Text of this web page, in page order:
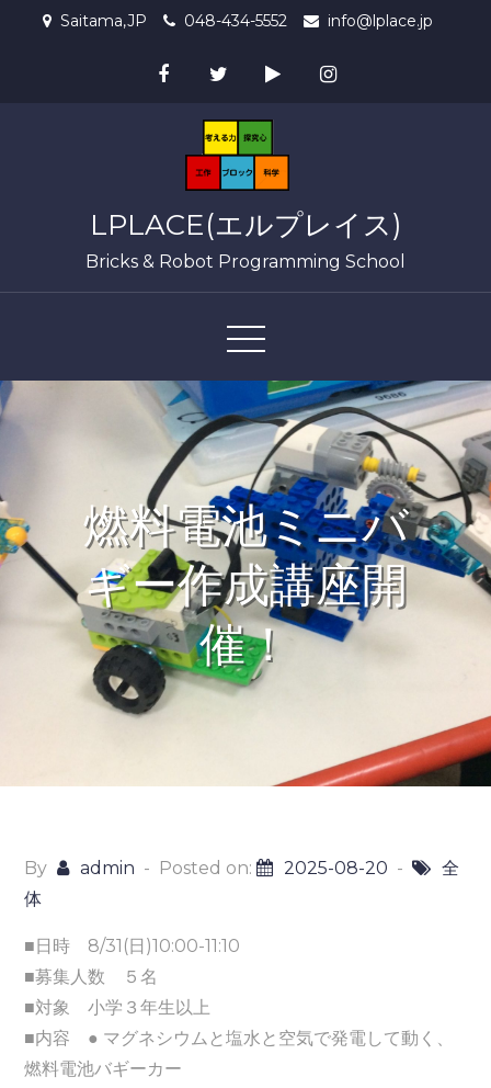
Saitama,JP 048-434-5552 info@lplace.jp
LPLACE(エルプレイス)
Bricks & Robot Programming School
燃料電池ミニバ
ギー作成講座開
催！
By admin Posted on: 2025-08-20
全
体
■日時 8/31(日)10:00-11:10
■募集人数 ５名
■対象 小学３年生以上
■内容 ● マグネシウムと塩水と空気で発電して動く、
燃料電池バギーカー